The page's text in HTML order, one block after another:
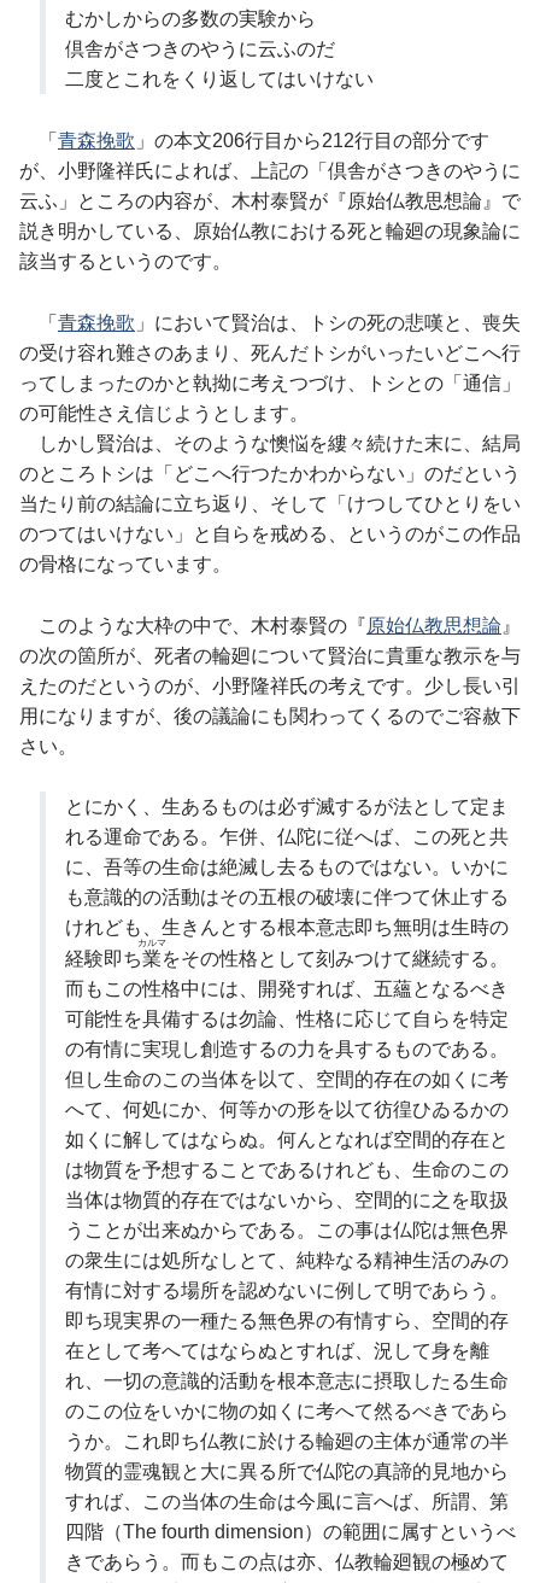
むかしからの多数の実験から
倶舎がさつきのやうに云ふのだ
二度とこれをくり返してはいけない
「 青森挽歌 」の本文206行目から212行目の部分です
が、小野隆祥氏によれば、上記の「倶舎がさつきのやうに
云ふ」ところの内容が、木村泰賢が『原始仏教思想論』で
説き明かしている、原始仏教における死と輪廻の現象論に
該当するというのです。
「 青森挽歌 」において賢治は、トシの死の悲嘆と、喪失
の受け容れ難さのあまり、死んだトシがいったいどこへ行
ってしまったのかと執拗に考えつづけ、トシとの「通信」
の可能性さえ信じようとします。
しかし賢治は、そのような懊悩を縷々続けた末に、結局
のところトシは「どこへ行つたかわからない」のだという
当たり前の結論に立ち返り、そして「けつしてひとりをい
のつてはいけない」と自らを戒める、というのがこの作品
の骨格になっています。
このような大枠の中で、木村泰賢の『原始仏教思想論 』
の次の箇所が、死者の輪廻について賢治に貴重な教示を与
えたのだというのが、小野隆祥氏の考えです。少し長い引
用になりますが、後の議論にも関わってくるのでご容赦下
さい。
とにかく、生あるものは必ず滅するが法として定ま
れる運命である。乍併、仏陀に従へば、この死と共
に、吾等の生命は絶滅し去るものではない。いかに
も意識的の活動はその五根の破壊に伴つて休止する
けれども、生きんとする根本意志即ち無明は生時の
経験即ち業
カルマ
をその性格として刻みつけて継続する。
而もこの性格中には、開発すれば、五蘊となるべき
可能性を具備するは勿論、性格に応じて自らを特定
の有情に実現し創造するの力を具するものである。
但し生命のこの当体を以て、空間的存在の如くに考
へて、何処にか、何等かの形を以て彷徨ひゐるかの
如くに解してはならぬ。何んとなれば空間的存在と
は物質を予想することであるけれども、生命のこの
当体は物質的存在ではないから、空間的に之を取扱
うことが出来ぬからである。この事は仏陀は無色界
の衆生には処所なしとて、純粋なる精神生活のみの
有情に対する場所を認めないに例して明であらう。
即ち現実界の一種たる無色界の有情すら、空間的存
在として考へてはならぬとすれば、況して身を離
れ、一切の意識的活動を根本意志に摂取したる生命
のこの位をいかに物の如くに考へて然るべきであら
うか。これ即ち仏教に於ける輪廻の主体が通常の半
物質的霊魂観と大に異る所で仏陀の真諦的見地から
すれば、この当体の生命は今風に言へば、所謂、第
四階（The fourth dimension）の範囲に属すというべ
きであらう。而もこの点は亦、仏教輪廻観の極めて